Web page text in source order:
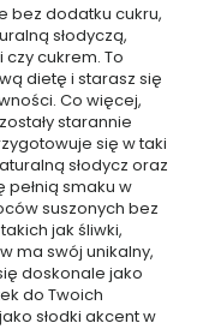
bez dodatku cukru,
słodyczą,
cukrem. To
dietę i starasz się
Co więcej,
starannie
się w taki
słodycz oraz
pełnią smaku w
suszonych bez
jak śliwki,
ma swój unikalny,
doskonale jako
do Twoich
słodki akcent w